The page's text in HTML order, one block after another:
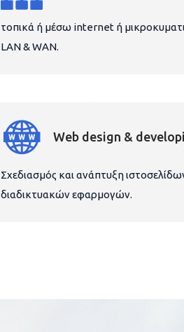
τοπικά ή μέσω internet ή
LAN & WAN.
Web design &
Σχεδιασμός και ανάπτυξη
διαδικτυακών εφαρμογών.